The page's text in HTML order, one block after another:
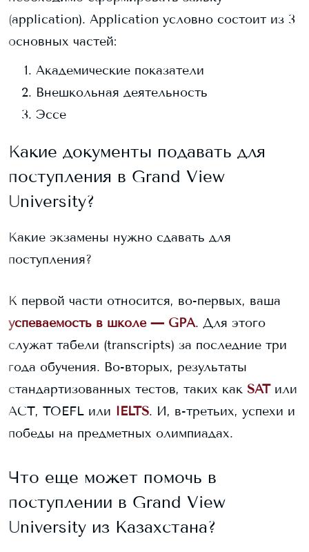
(application). Application условно состоит из 3
основных частей:
Академические показатели
Внешкольная деятельность
Эссе
Какие документы подавать для
поступления в Grand View
University?
Какие экзамены нужно сдавать для
поступления?
К первой части относится, во-первых, ваша
успеваемость в школе — GPA. Для этого
служат табели (transcripts) за последние три
года обучения. Во-вторых, результаты
стандартизованных тестов, таких как SAT или
ACT, TOEFL или IELTS. И, в-третьих, успехи и
победы на предметных олимпиадах.
Что еще может помочь в
поступлении в Grand View
University из Казахстана?